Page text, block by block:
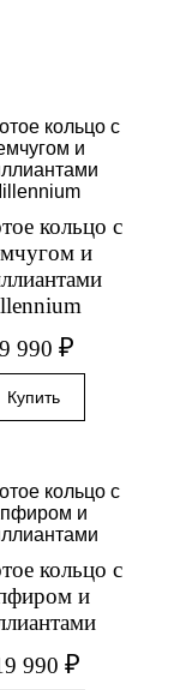
кольцо с
и
990 ₽
кольцо с
и
990 ₽